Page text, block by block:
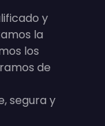
y
la
los
de
segura y